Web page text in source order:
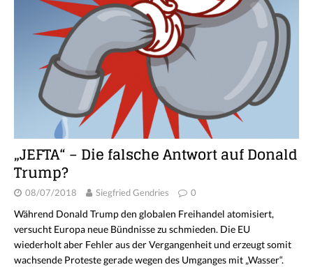
„JEFTA“ – Die falsche Antwort auf Donald
Trump?
08/07/2018 Siegfried Gendries 0
Während Donald Trump den globalen Freihandel atomisiert,
versucht Europa neue Bündnisse zu schmieden. Die EU
wiederholt aber Fehler aus der Vergangenheit und erzeugt somit
wachsende Proteste gerade wegen des Umganges mit „Wasser“.